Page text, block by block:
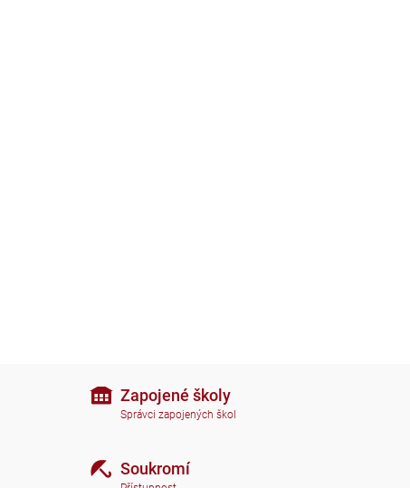
Zapojené školy
Správci zapojených škol
Soukromí